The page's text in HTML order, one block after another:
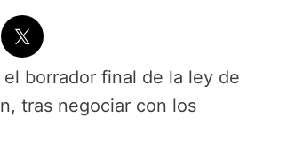
borrador final de la ley de
tras negociar con los